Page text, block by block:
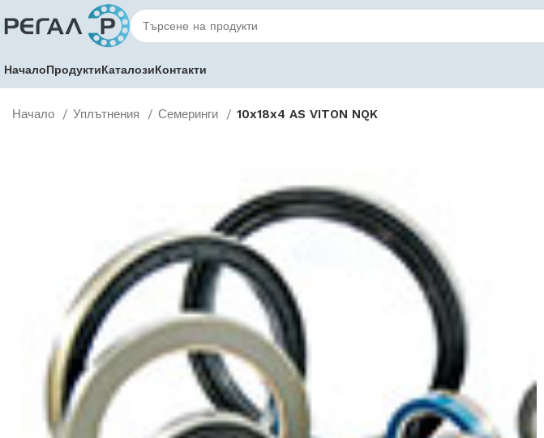
НачалоПродуктиКаталозиКонтакти
Начало Уплътнения Семеринги 10x18x4 AS VITON NQK